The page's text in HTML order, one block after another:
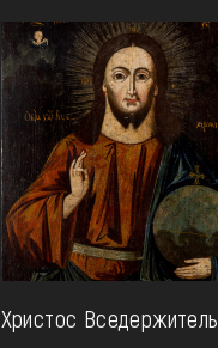
Христос Вседержитель